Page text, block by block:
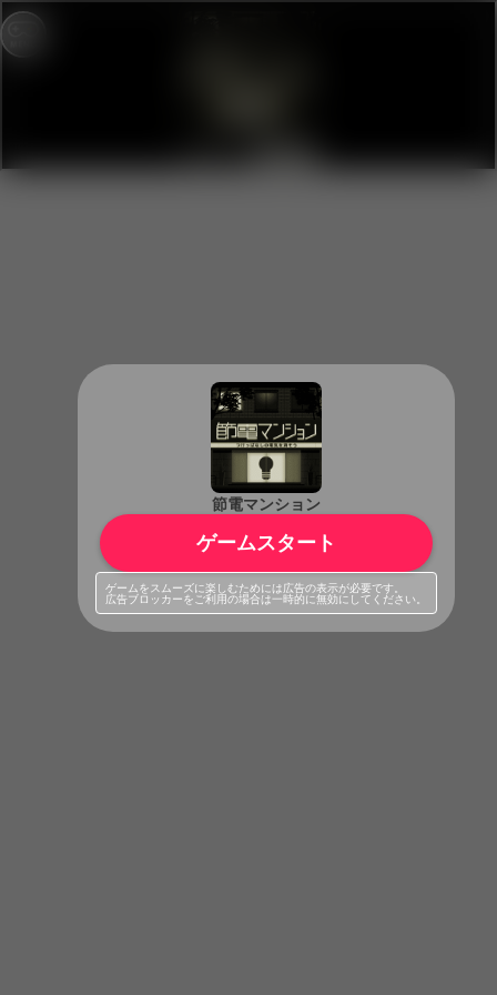
節電マンション
ゲームスタート
ゲームをスムーズに楽しむためには広告の表示が必要です。
広告ブロッカーをご利用の場合は一時的に無効にしてください。